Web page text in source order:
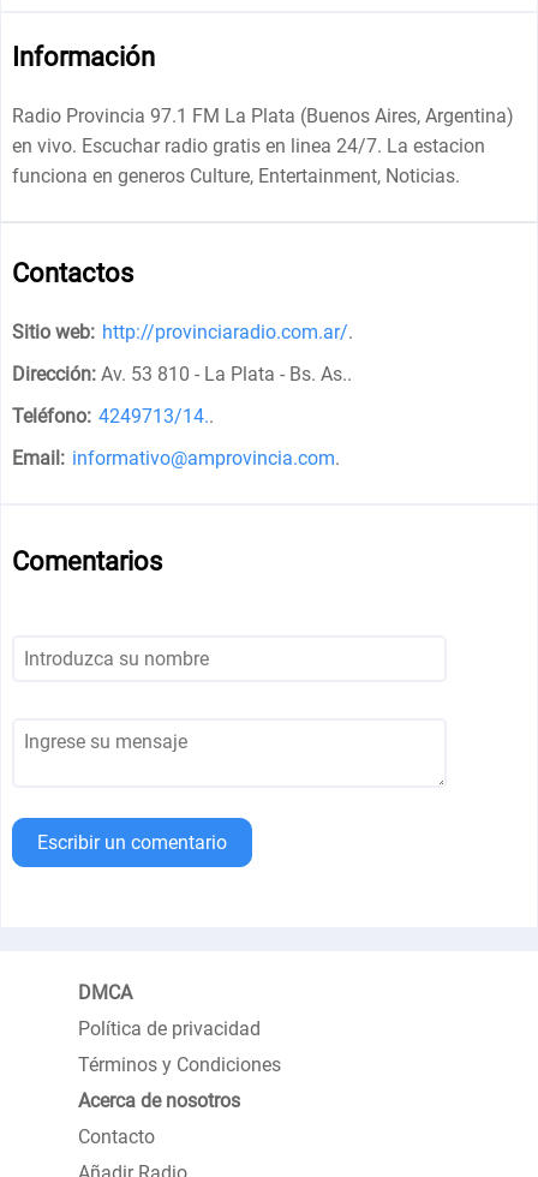
Información
Radio Provincia 97.1 FM La Plata (Buenos Aires, Argentina)
en vivo. Escuchar radio gratis en linea 24/7. La estacion
funciona en generos Culture, Entertainment, Noticias.
Contactos
Sitio web: http://provinciaradio.com.ar/.
Dirección: Av. 53 810 - La Plata - Bs. As..
Teléfono: 4249713/14..
Email: informativo@amprovincia.com.
Comentarios
Escribir un comentario
DMCA
Política de privacidad
Términos y Condiciones
Acerca de nosotros
Contacto